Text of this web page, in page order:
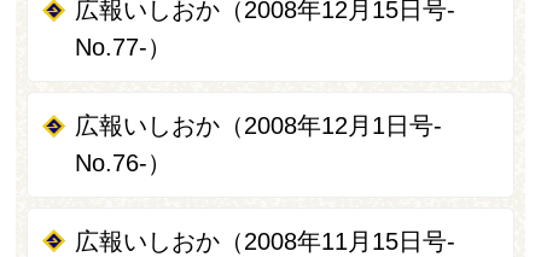
広報いしおか（2008年12月15日号-
No.77-）
広報いしおか（2008年12月1日号-
No.76-）
広報いしおか（2008年11月15日号-